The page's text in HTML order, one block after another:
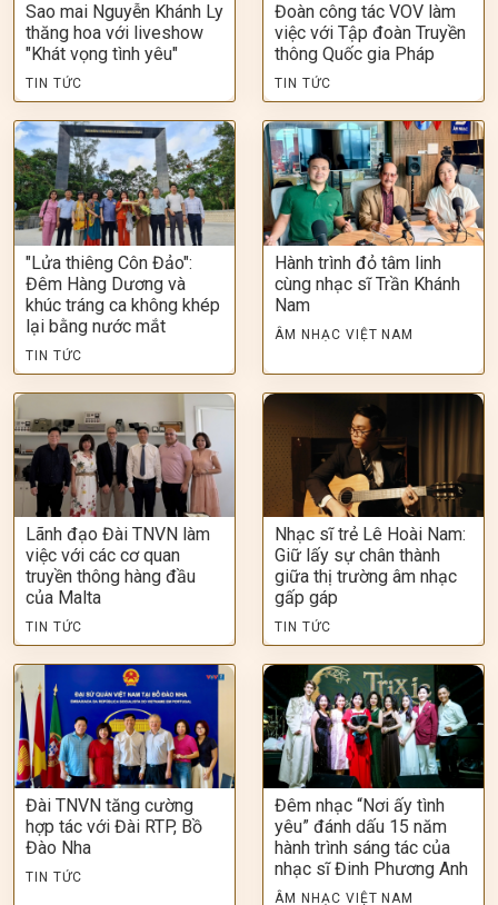
Sao mai Nguyễn Khánh Ly
thăng hoa với liveshow
"Khát vọng tình yêu"
TIN TỨC
Đoàn công tác VOV làm
việc với Tập đoàn Truyền
thông Quốc gia Pháp
TIN TỨC
"Lửa thiêng Côn Đảo":
Đêm Hàng Dương và
khúc tráng ca không khép
lại bằng nước mắt
TIN TỨC
Hành trình đỏ tâm linh
cùng nhạc sĩ Trần Khánh
Nam
ÂM NHẠC VIỆT NAM
Lãnh đạo Đài TNVN làm
việc với các cơ quan
truyền thông hàng đầu
của Malta
TIN TỨC
Nhạc sĩ trẻ Lê Hoài Nam:
Giữ lấy sự chân thành
giữa thị trường âm nhạc
gấp gáp
TIN TỨC
Đài TNVN tăng cường
hợp tác với Đài RTP, Bồ
Đào Nha
TIN TỨC
Đêm nhạc “Nơi ấy tình
yêu” đánh dấu 15 năm
hành trình sáng tác của
nhạc sĩ Đinh Phương Anh
ÂM NHẠC VIỆT NAM